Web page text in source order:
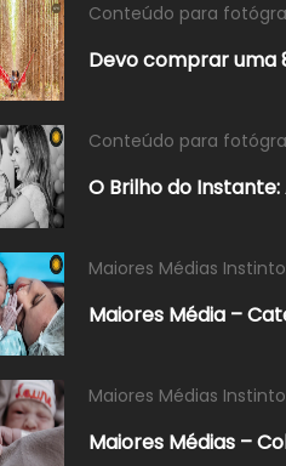
Conteúdo para
Devo comprar uma
Conteúdo para
O Brilho do
Maiores Médias
Maiores Média –
Maiores Médias
Maiores Médias –